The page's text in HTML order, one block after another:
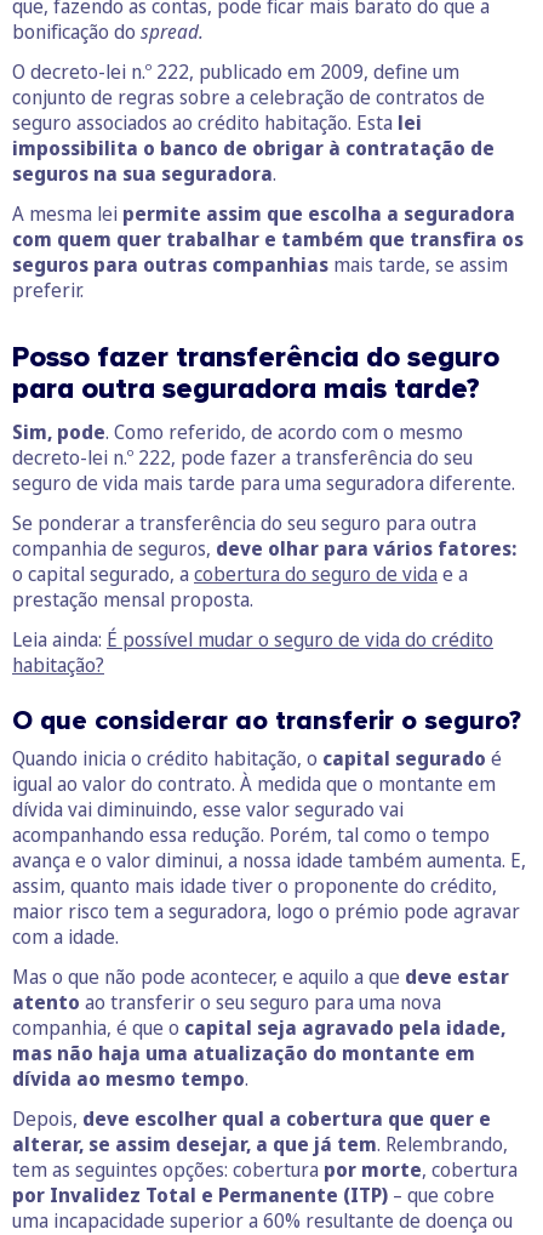
que, fazendo as contas, pode ficar mais barato do que a
bonificação do spread.
O decreto-lei n.º 222, publicado em 2009, define um
conjunto de regras sobre a celebração de contratos de
seguro associados ao crédito habitação. Esta lei
impossibilita o banco de obrigar à contratação de
seguros na sua seguradora.
A mesma lei permite assim que escolha a seguradora
com quem quer trabalhar e também que transfira os
seguros para outras companhias mais tarde, se assim
preferir.
Posso fazer transferência do seguro
para outra seguradora mais tarde?
Sim, pode. Como referido, de acordo com o mesmo
decreto-lei n.º 222, pode fazer a transferência do seu
seguro de vida mais tarde para uma seguradora diferente.
Se ponderar a transferência do seu seguro para outra
companhia de seguros, deve olhar para vários fatores:
o capital segurado, a cobertura do seguro de vida e a
prestação mensal proposta.
Leia ainda: É possível mudar o seguro de vida do crédito
habitação?
O que considerar ao transferir o seguro?
Quando inicia o crédito habitação, o capital segurado é
igual ao valor do contrato. À medida que o montante em
dívida vai diminuindo, esse valor segurado vai
acompanhando essa redução. Porém, tal como o tempo
avança e o valor diminui, a nossa idade também aumenta. E,
assim, quanto mais idade tiver o proponente do crédito,
maior risco tem a seguradora, logo o prémio pode agravar
com a idade.
Mas o que não pode acontecer, e aquilo a que deve estar
atento ao transferir o seu seguro para uma nova
companhia, é que o capital seja agravado pela idade,
mas não haja uma atualização do montante em
dívida ao mesmo tempo.
Depois, deve escolher qual a cobertura que quer e
alterar, se assim desejar, a que já tem. Relembrando,
tem as seguintes opções: cobertura por morte, cobertura
por Invalidez Total e Permanente (ITP) – que cobre
uma incapacidade superior a 60% resultante de doença ou